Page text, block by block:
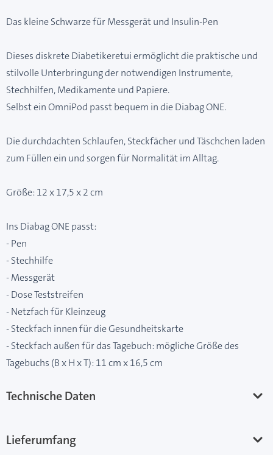
Das kleine Schwarze für Messgerät und Insulin-Pen
Dieses diskrete Diabetikeretui ermöglicht die praktische und
stilvolle Unterbringung der notwendigen Instrumente,
Stechhilfen, Medikamente und Papiere.
Selbst ein OmniPod passt bequem in die Diabag ONE.
Die durchdachten Schlaufen, Steckfächer und Täschchen laden
zum Füllen ein und sorgen für Normalität im Alltag.
Größe: 12 x 17,5 x 2 cm
Ins Diabag ONE passt:
- Pen
- Stechhilfe
- Messgerät
- Dose Teststreifen
- Netzfach für Kleinzeug
- Steckfach innen für die Gesundheitskarte
- Steckfach außen für das Tagebuch: mögliche Größe des
Tagebuchs (B x H x T): 11 cm x 16,5 cm
Technische Daten
Lieferumfang